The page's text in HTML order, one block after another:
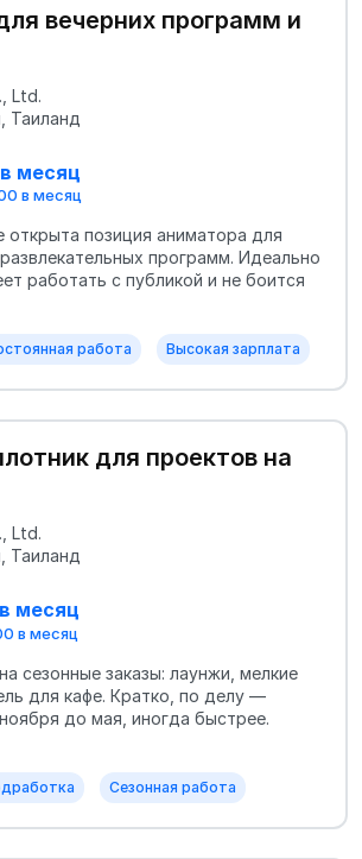
вечерних программ и
Ltd.
Таиланд
месяц
в месяц
открыта позиция аниматора для
программ. Идеально
работать с публикой и не боится
работа Высокая зарплата
для проектов на
Ltd.
Таиланд
месяц
в месяц
сезонные заказы: лаунжи, мелкие
для кафе. Кратко, по делу —
до мая, иногда быстрее.
Сезонная работа